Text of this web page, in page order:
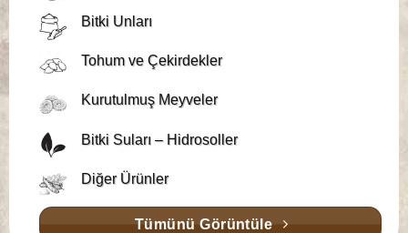
Bitki Unları
Tohum ve Çekirdekler
Kurutulmuş Meyveler
Bitki Suları – Hidrosoller
Diğer Ürünler
Tümünü Görüntüle